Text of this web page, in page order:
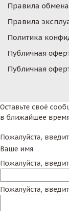
Правила
Правила
Политика
Публичная
Публичная
Оставьте своё
в ближайшее время
Пожалуйста,
Ваше имя
Пожалуйста,
Пожалуйста,